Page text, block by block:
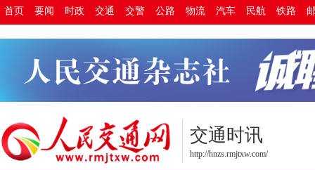
首页 要闻 时政 交通 交警 公路 物流 汽车 民航 铁路
交通时讯
http://hnzs.rmjtxw.com/